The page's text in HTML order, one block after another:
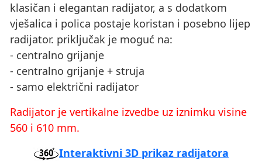
klasičan i elegantan radijator, a s dodatkom
vješalica i polica postaje koristan i posebno lijep
radijator. priključak je moguć na:
- centralno grijanje
- centralno grijanje + struja
- samo električni radijator
Radijator je vertikalne izvedbe uz iznimku visine
560 i 610 mm.
Interaktivni 3D prikaz radijatora